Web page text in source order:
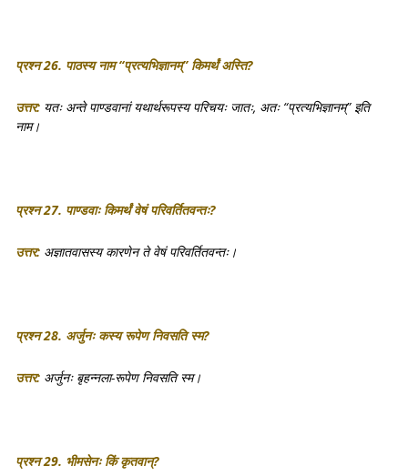
प्रश्न 26. पाठस्य नाम “प्रत्यभिज्ञानम्” किमर्थं अस्ति?
उत्तर: यतः अन्ते पाण्डवानां यथार्थरूपस्य परिचयः जातः, अतः “प्रत्यभिज्ञानम्” इति
नाम।
प्रश्न 27. पाण्डवाः किमर्थं वेषं परिवर्तितवन्तः?
उत्तर: अज्ञातवासस्य कारणेन ते वेषं परिवर्तितवन्तः।
प्रश्न 28. अर्जुनः कस्य रूपेण निवसति स्म?
उत्तर: अर्जुनः बृहन्नला-रूपेण निवसति स्म।
प्रश्न 29. भीमसेनः किं कृतवान्?